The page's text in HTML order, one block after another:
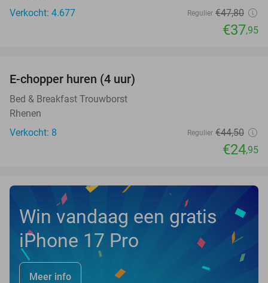
Verkocht: 4.677
Regulier €47,80
€37,95
NEW
TODAY
E-chopper huren (4 uur)
Bed & Breakfast Trouwborst
Rhenen
Verkocht: 8
Regulier €44,50
€24,95
Win vandaag een gratis
iPhone 17 Pro
Meer info